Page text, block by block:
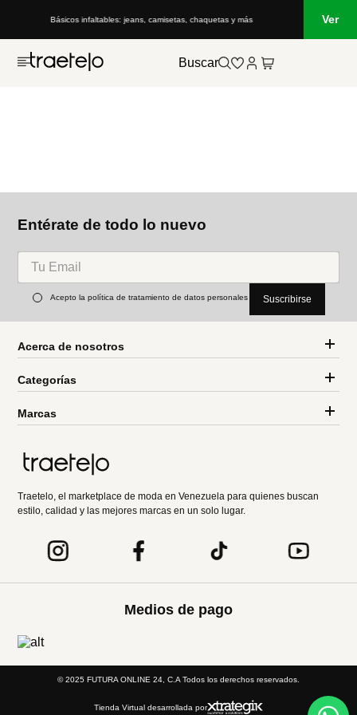
Básicos infaltables: jeans, camisetas, chaquetas y más Ver
Buscar
Entérate de todo lo nuevo
Acepto la política de tratamiento de datos personales Suscribirse
Acerca de nosotros
Categorías
Marcas
Traetelo, el marketplace de moda en Venezuela para quienes buscan
estilo, calidad y las mejores marcas en un solo lugar.
Medios de pago
© 2025 FUTURA ONLINE 24, C.A Todos los derechos reservados.
Tienda Virtual desarrollada por